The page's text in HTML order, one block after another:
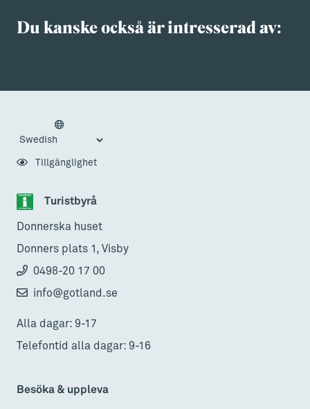
Du kanske också är intresserad av:
Turistbyrå
Donnerska huset
Donners plats 1, Visby
0498-20 17 00
info@gotland.se
Alla dagar: 9-17
Telefontid alla dagar: 9-16
Besöka & uppleva
Tillgänglighet